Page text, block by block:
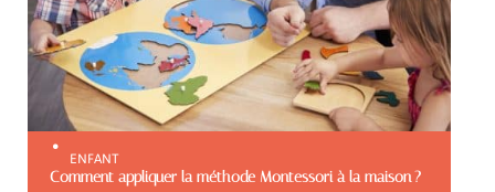
ENFANT
Comment appliquer la méthode Montessori à la maison ?